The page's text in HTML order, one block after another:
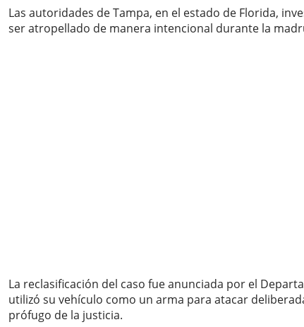
Las autoridades de Tampa, en el estado de Florida,
ser atropellado de manera intencional durante la
La reclasificación del caso fue anunciada por el
utilizó su vehículo como un arma para atacar
prófugo de la justicia.